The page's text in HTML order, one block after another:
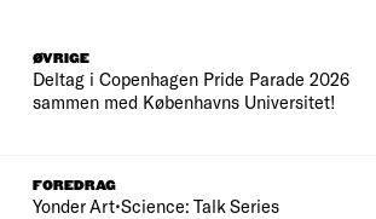
ØVRIGE
Deltag i Copenhagen Pride Parade 2026
sammen med Københavns Universitet!
FOREDRAG
Yonder Art•Science: Talk Series